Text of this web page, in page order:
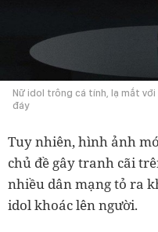
Nữ idol trông cá tính, lạ mắt
đáy
Tuy nhiên, hình ảnh
chủ đề gây tranh cãi
nhiều dân mạng tỏ ra
idol khoác lên người.